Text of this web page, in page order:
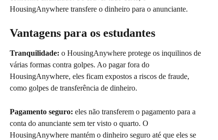
HousingAnywhere transfere o dinheiro para o anunciante.
Vantagens para os estudantes
Tranquilidade: o HousingAnywhere protege os inquilinos de
várias formas contra golpes. Ao pagar fora do
HousingAnywhere, eles ficam expostos a riscos de fraude,
como golpes de transferência de dinheiro.
Pagamento seguro: eles não transferem o pagamento para a
conta do anunciante sem ter visto o quarto. O
HousingAnywhere mantém o dinheiro seguro até que eles se